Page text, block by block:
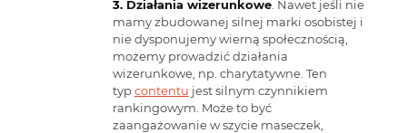
Działania wizerunkowe. Nawet jeśli nie
mamy zbudowanej silnej marki osobistej i
nie dysponujemy wierną społecznością,
możemy prowadzić działania
wizerunkowe, np. charytatywne. Ten
typcontentu jest silnym czynnikiem
rankingowym. Może to być
zaangażowanie w szycie maseczek,